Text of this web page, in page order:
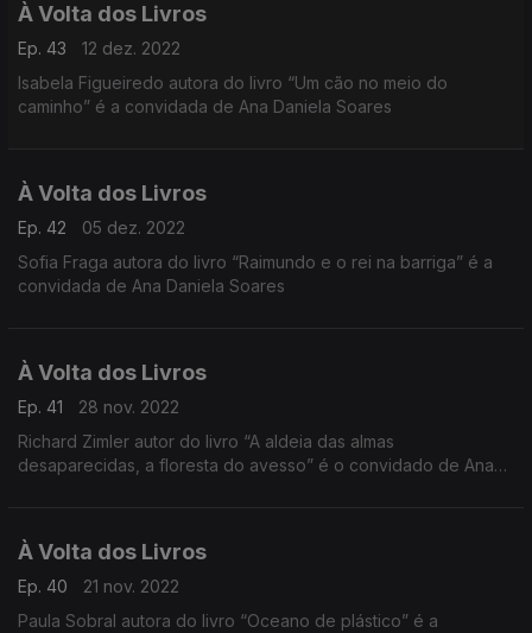
À Volta dos Livros
Ep. 43
12 dez. 2022
Isabela Figueiredo autora do livro “Um cão no meio do
caminho” é a convidada de Ana Daniela Soares
À Volta dos Livros
Ep. 42
05 dez. 2022
Sofia Fraga autora do livro “Raimundo e o rei na barriga” é a
convidada de Ana Daniela Soares
À Volta dos Livros
Ep. 41
28 nov. 2022
Richard Zimler autor do livro “A aldeia das almas
desaparecidas, a floresta do avesso” é o convidado de Ana
À Volta dos Livros
Ep. 40
21 nov. 2022
Paula Sobral autora do livro “Oceano de plástico” é a